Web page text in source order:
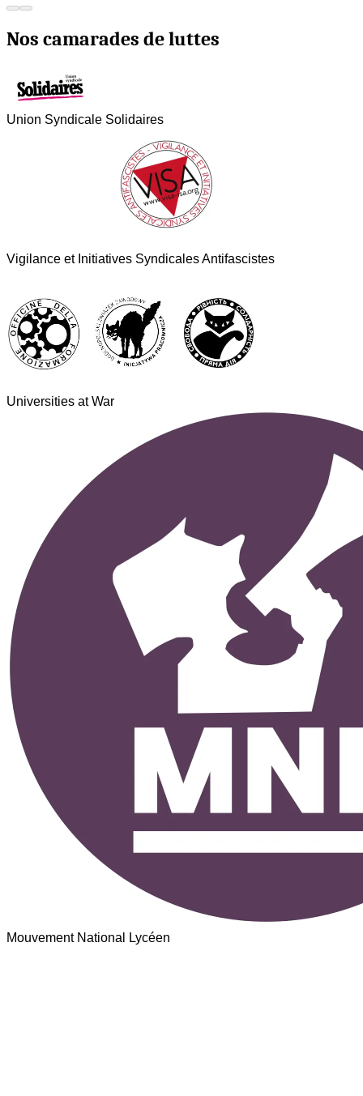
Nos camarades de luttes
Union Syndicale Solidaires
Vigilance et Initiatives Syndicales Antifascistes
Universities at War
Mouvement National Lycéen